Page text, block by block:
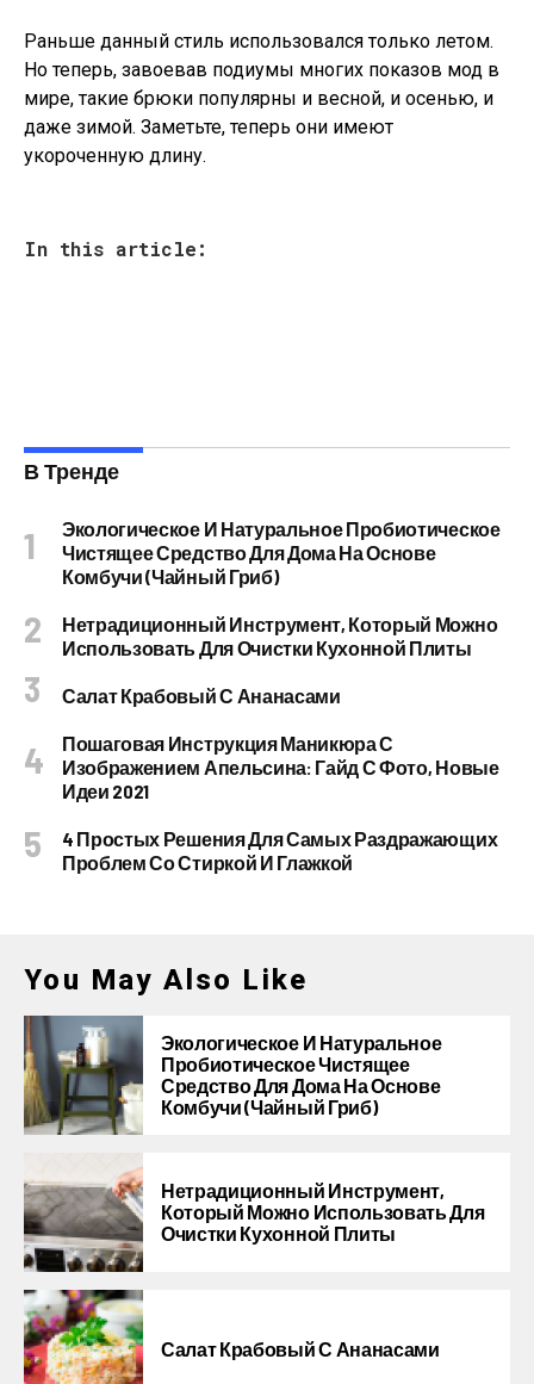
Раньше данный стиль использовался только летом.
Но теперь, завоевав подиумы многих показов мод в
мире, такие брюки популярны и весной, и осенью, и
даже зимой. Заметьте, теперь они имеют
укороченную длину.
In this article:
В Тренде
Экологическое И Натуральное Пробиотическое
Чистящее Средство Для Дома На Основе
Комбучи (чайный Гриб)
Нетрадиционный Инструмент, Который Можно
Использовать Для Очистки Кухонной Плиты
Салат Крабовый С Ананасами
Пошаговая Инструкция Маникюра С
Изображением Апельсина: Гайд С Фото, Новые
Идеи 2021
4 Простых Решения Для Самых Раздражающих
Проблем Со Стиркой И Глажкой
You May Also Like
Экологическое И Натуральное
Пробиотическое Чистящее
Средство Для Дома На Основе
Комбучи (чайный Гриб)
Нетрадиционный Инструмент,
Который Можно Использовать Для
Очистки Кухонной Плиты
Салат Крабовый С Ананасами